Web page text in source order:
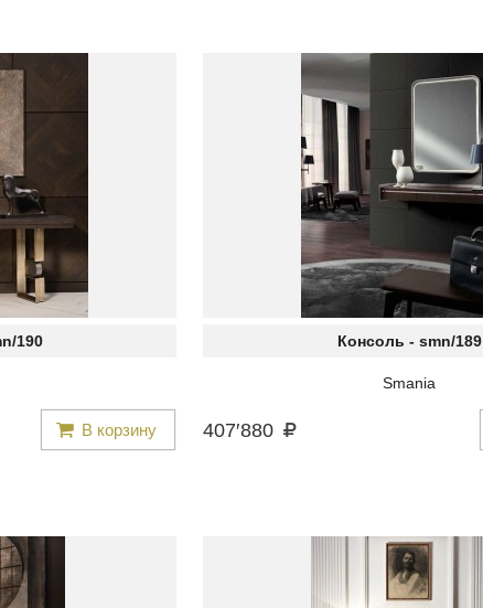
190
В корзину
Консоль - smn/189
Smania
407′880